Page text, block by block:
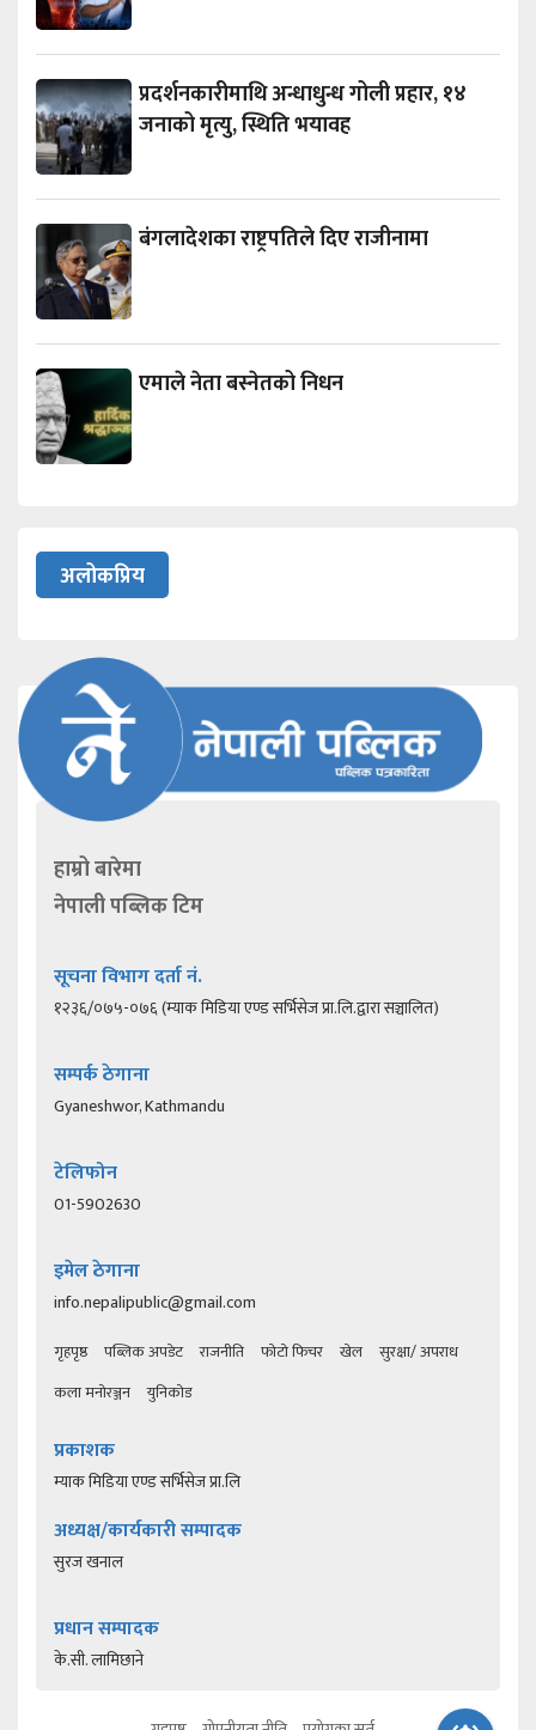
प्रदर्शनकारीमाथि अन्धाधुन्ध गोली प्रहार, १४
जनाको मृत्यु, स्थिति भयावह
बंगलादेशका राष्ट्रपतिले दिए राजीनामा
एमाले नेता बस्नेतको निधन
अलोकप्रिय
हाम्रो बारेमा
नेपाली पब्लिक टिम
सूचना विभाग दर्ता नं.
१२३६/०७५-०७६ (म्याक मिडिया एण्ड सर्भिसेज प्रा.लि.द्वारा सञ्चालित)
सम्पर्क ठेगाना
Gyaneshwor, Kathmandu
टेलिफोन
01-5902630
इमेल ठेगाना
info.nepalipublic@gmail.com
गृहपृष्ठ पब्लिक अपडेट राजनीति फोटो फिचर खेल
सुरक्षा/ अपराध
कला मनोरञ्जन
युनिकोड
प्रकाशक
म्याक मिडिया एण्ड सर्भिसेज प्रा.लि
अध्यक्ष/कार्यकारी सम्पादक
सुरज खनाल
प्रधान सम्पादक
के.सी. लामिछाने